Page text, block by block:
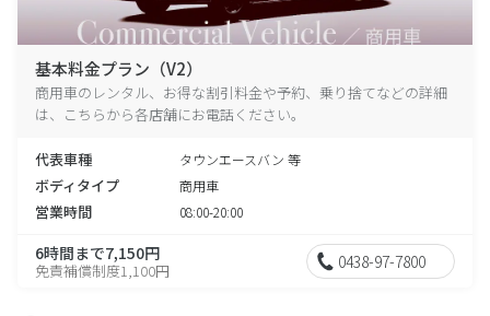
基本料金プラン（V2）
商用車のレンタル、お得な割引料金や予約、乗り捨てなどの詳細
は、こちらから各店舗にお電話ください。
代表車種 タウンエースバン 等
ボディタイプ 商用車
営業時間 08:00-20:00
6時間まで7,150円
免責補償制度1,100円 0438-97-7800